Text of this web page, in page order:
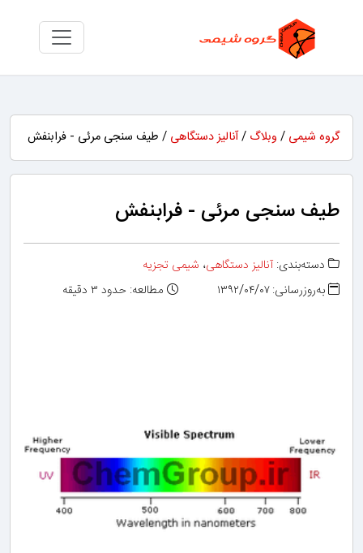
گروه شیمی / وبلاگ /آنالیز دستگاهی / طیف سنجی مرئی - فرابنفش
طیف سنجی مرئی - فرابنفش
دسته‌بندی: آنالیز دستگاهی، شیمی تجزیه
به‌روزرسانی: ۱۳۹۲/۰۴/۰۷
مطالعه: حدود ۳ دقیقه